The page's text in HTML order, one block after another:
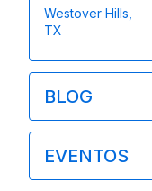
Westover Hills,
TX
BLOG
EVENTOS